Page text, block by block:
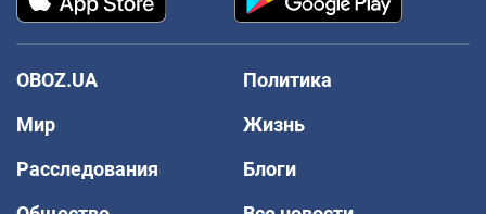
OBOZ.UA
Политика
Мир
Жизнь
Расследования
Блоги